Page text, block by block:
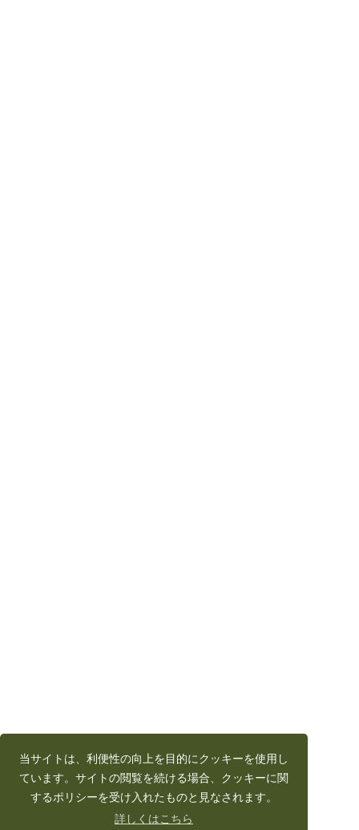
当サイトは、利便性の向上を目的にクッキーを使用し
ています。サイトの閲覧を続ける場合、クッキーに関
するポリシーを受け入れたものと見なされます。
詳しくはこちら